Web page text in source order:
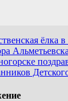
ёлка
Альметьевска